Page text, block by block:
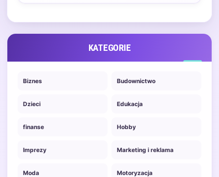
biuro, przez biuro
KATEGORIE
Biznes Budownictwo
Dzieci Edukacja
finanse Hobby
Imprezy Marketing i reklama
Moda Motoryzacja